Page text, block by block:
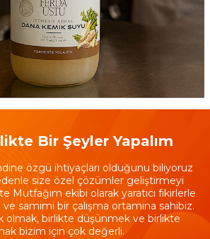
Bir Şeyler Yapalım
özgü ihtiyaçları olduğunu biliyoruz
size özel çözümler geliştirmeyi
Mutfağım ekibi olarak yaratıcı fikirlerle
samimi bir çalışma ortamına sahibiz.
olmak, birlikte düşünmek ve birlikte
bizim için çok değerli.